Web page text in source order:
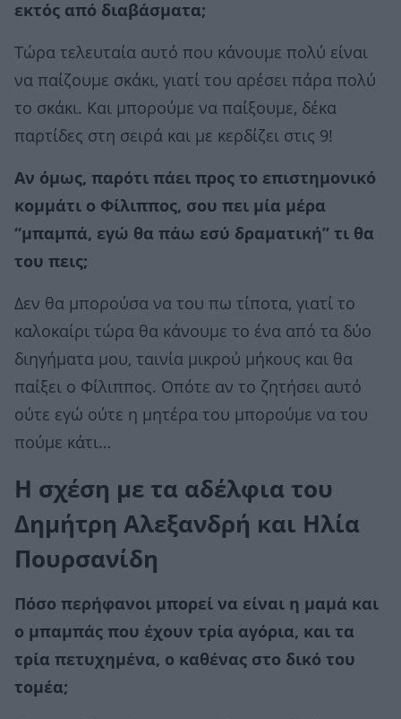
εκτός από διαβάσματα;
Τώρα τελευταία αυτό που κάνουμε πολύ είναι
να παίζουμε σκάκι, γιατί του αρέσει πάρα πολύ
το σκάκι. Και μπορούμε να παίξουμε, δέκα
παρτίδες στη σειρά και με κερδίζει στις 9!
Αν όμως, παρότι πάει προς το επιστημονικό
κομμάτι ο Φίλιππος, σου πει μία μέρα
“μπαμπά, εγώ θα πάω εσύ δραματική” τι θα
του πεις;
Δεν θα μπορούσα να του πω τίποτα, γιατί το
καλοκαίρι τώρα θα κάνουμε το ένα από τα δύο
διηγήματα μου, ταινία μικρού μήκους και θα
παίξει ο Φίλιππος. Οπότε αν το ζητήσει αυτό
ούτε εγώ ούτε η μητέρα του μπορούμε να του
πούμε κάτι…
Η σχέση με τα αδέλφια του
Δημήτρη Αλεξανδρή και Ηλία
Πουρσανίδη
Πόσο περήφανοι μπορεί να είναι η μαμά και
ο μπαμπάς που έχουν τρία αγόρια, και τα
τρία πετυχημένα, ο καθένας στο δικό του
τομέα;